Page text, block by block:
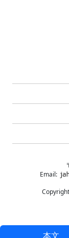
本文
Email: